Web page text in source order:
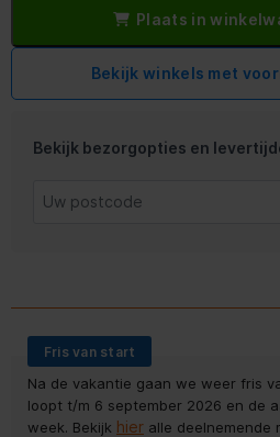
Plaats in
Bekijk winkels met
Bekijk bezorgopties en
Fris van start
Na de vakantie gaan we weer fris
loopt t/m 6 september 2026 en de
week. Bekijk hier alle deelnemende